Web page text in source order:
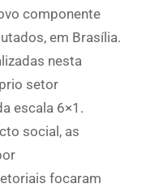
componente
em Brasília.
nesta
setor
escala 6×1.
social, as
focaram